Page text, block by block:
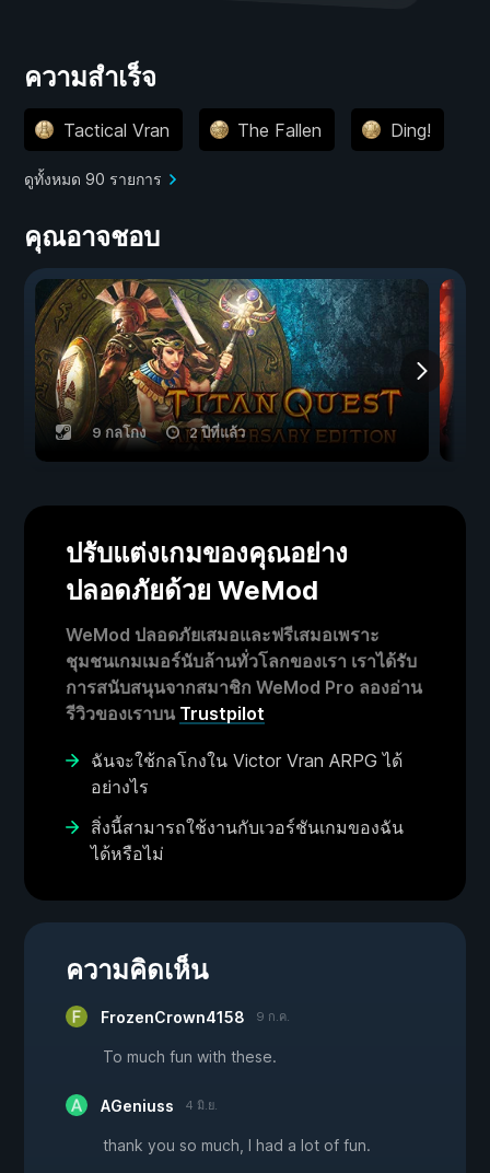
ความสำเร็จ
Tactical Vran The Fallen Ding!
ดูทั้งหมด 90 รายการ
คุณอาจชอบ
9 กลโกง 2 ปีที่แล้ว
ปรับแต่งเกมของคุณอย่าง
ปลอดภัยด้วย WeMod
WeMod ปลอดภัยเสมอและฟรีเสมอเพราะ
ชุมชนเกมเมอร์นับล้านทั่วโลกของเรา เราได้รับ
การสนับสนุนจากสมาชิก WeMod Pro ลองอ่าน
รีวิวของเราบน Trustpilot
ฉันจะใช้กลโกงใน Victor Vran ARPG ได้
อย่างไร
สิ่งนี้สามารถใช้งานกับเวอร์ชันเกมของฉัน
ได้หรือไม่
ความคิดเห็น
FrozenCrown4158 9 ก.ค.
To much fun with these.
AGeniuss 4 มิ.ย.
thank you so much, I had a lot of fun.